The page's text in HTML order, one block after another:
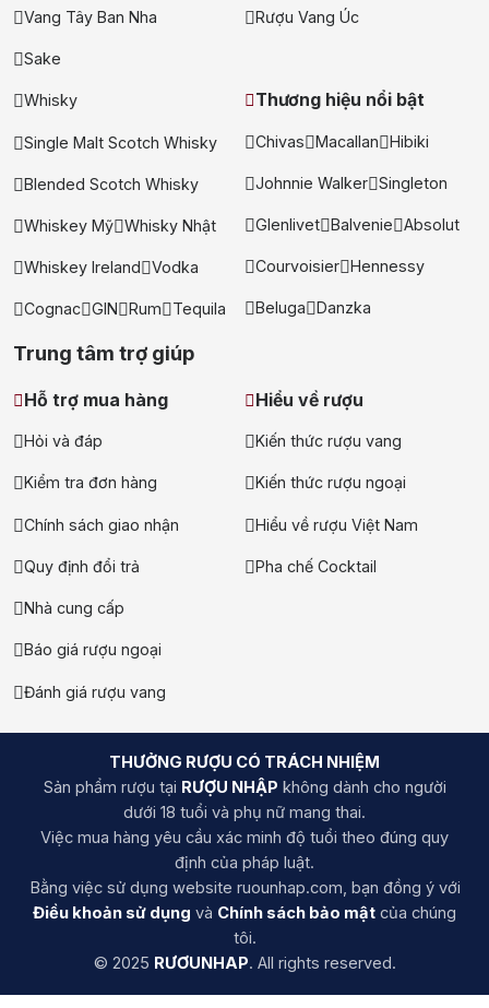
Vang Tây Ban Nha Rượu Vang Úc
Sake
Whisky
Single Malt Scotch Whisky
Blended Scotch Whisky
Whiskey Mỹ Whisky Nhật
Whiskey Ireland Vodka
Cognac GIN Rum Tequila
Thương hiệu nổi bật
Chivas Macallan Hibiki
Johnnie Walker Singleton
Glenlivet Balvenie Absolut
Courvoisier Hennessy
Beluga Danzka
Trung tâm trợ giúp
Hỗ trợ mua hàng
Hỏi và đáp
Kiểm tra đơn hàng
Chính sách giao nhận
Quy định đổi trả
Nhà cung cấp
Báo giá rượu ngoại
Đánh giá rượu vang
Hiểu về rượu
Kiến thức rượu vang
Kiến thức rượu ngoại
Hiểu về rượu Việt Nam
Pha chế Cocktail
THƯỞNG RƯỢU CÓ TRÁCH NHIỆM
Sản phẩm rượu tại RƯỢU NHẬP không dành cho người
dưới 18 tuổi và phụ nữ mang thai.
Việc mua hàng yêu cầu xác minh độ tuổi theo đúng quy
định của pháp luật.
Bằng việc sử dụng website ruounhap.com, bạn đồng ý với
Điều khoản sử dụng và Chính sách bảo mật của chúng
tôi.
© 2025 RƯƠUNHAP. All rights reserved.